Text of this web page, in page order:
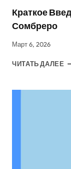
Краткое
Сомбреро
Март 6, 2026
ЧИТАТЬ ДАЛЕЕ